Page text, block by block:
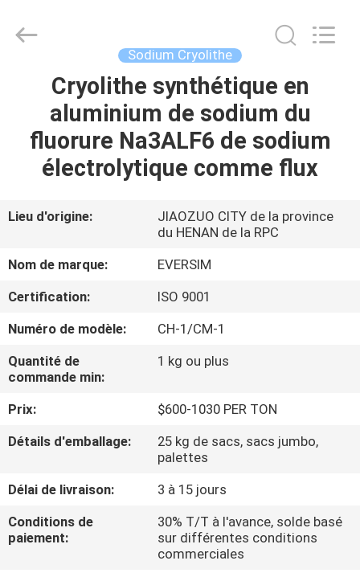
MAISON
À
PROPOS
DE
NOUS
DE
L'USINE
CONTRÔLE
Imp.&Exp.Co.,Ltd.
Sodium Cryolithe
Cryolithe synthétique en
aluminium de sodium du
fluorure Na3ALF6 de sodium
électrolytique comme flux
Lieu d'origine:
JIAOZUO CITY de la province
du HENAN de la RPC
Nom de marque:
EVERSIM
Certification:
ISO 9001
Numéro de modèle:
CH-1/CM-1
Quantité de
commande min:
1 kg ou plus
Prix:
$600-1030 PER TON
Détails d'emballage:
25 kg de sacs, sacs jumbo,
palettes
Délai de livraison:
3 à 15 jours
Conditions de
paiement:
30% T/T à l'avance, solde basé
sur différentes conditions
commerciales